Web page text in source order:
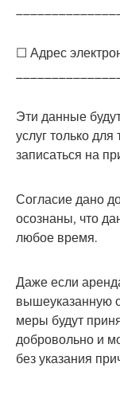
☐ Адрес
Эти данные
услуг только
записаться на
Согласие дано
осознаны, что
любое время.
Даже если
вышеуказанную
меры будут
добровольно и
без указания